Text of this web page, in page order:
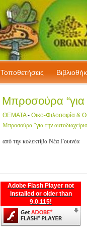
Τοποθετήσεις
softwarecheap software buy
spy sms phone spy AutoDesk
3D Studio Max 2011
Broderbund 3D Home Architect
Design Deluxe 8 Adobe
Μπροσούρα “για
ΘΕΜΑΤΑ- Οικο-Φιλοσοφία &
Μπροσούρα “για την
από την κολεκτίβα Νέα Γουινέα
Adobe Flash Player not
installed or older than
9.0.115!